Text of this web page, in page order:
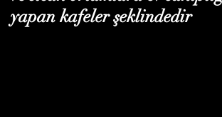
yapan kafeler şeklindedir